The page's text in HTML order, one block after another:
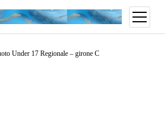
Under 17 Regionale – girone C